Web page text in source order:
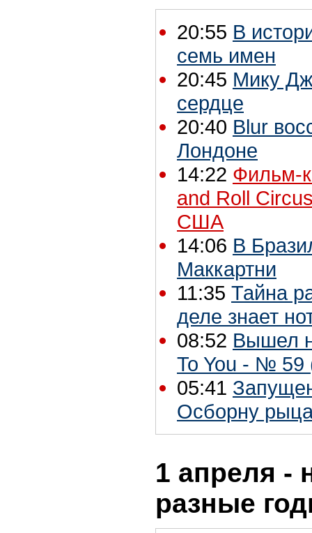
20:55 В
семь имен
20:45 Мику
сердце
20:40 Blur
Лондоне
14:22 Фильм-
and Roll
США
14:06 В
Маккартни
11:35 Тайна
деле знает
08:52 Вышел
To You - № 59
05:41
Осборну
1 апреля -
разные